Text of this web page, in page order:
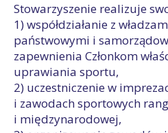
Stowarzyszenie realizuje
1) współdziałanie z
państwowymi i
zapewnienia Członkom
uprawiania sportu,
2) uczestniczenie w
i zawodach sportowych
i międzynarodowej,